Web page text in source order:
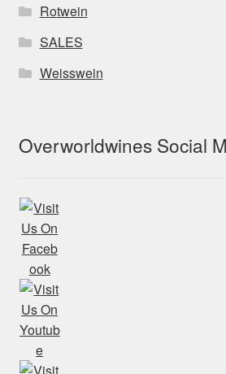
Rotwein
SALES
Weisswein
Overworldwines Social